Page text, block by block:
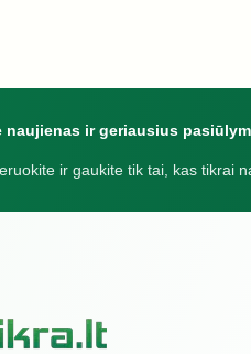
naujienas ir geriausius
ir gaukite tik tai, kas tikrai